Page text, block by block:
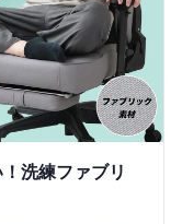
洗練ファブリ